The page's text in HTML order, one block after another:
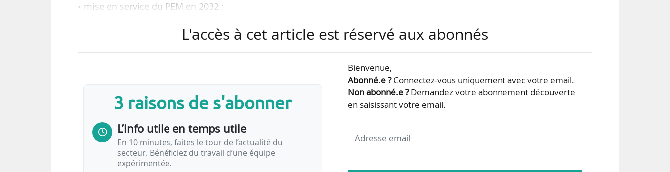
• mise en service du PEM en 2032 ;
tels sont les objectifs de la Région Occitanie qui lance un concours d’architecture pour la
« Faisant partie intégrante du grand projet d’aménagement urbain et d’amélioration des
mobilités, Grand Matabiau quais d’Oc, ce pôle d’échanges participe à renforcer l’attractivité
L'accès à cet article est réservé aux abonnés
3 raisons de s'abonner
L’info utile en temps utile
En 10 minutes, faites le tour de l’actualité du
secteur. Bénéficiez du travail d’une équipe
expérimentée.
Bienvenue,
Abonné.e ?Connectez-vous uniquement avec votre email.
Non abonné.e ?Demandez votre abonnement découverte
en saisissant votre email.